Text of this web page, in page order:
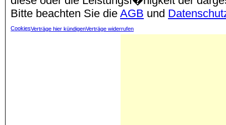
Bitte beachten Sie die AGB und
CookiesVerträge hier kündigenVerträge widerrufen